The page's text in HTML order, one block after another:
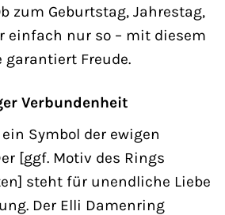
zum Geburtstag, Jahrestag,
einfach nur so – mit diesem
garantiert Freude.
Verbundenheit
Symbol der ewigen
[ggf. Motiv des Rings
steht für unendliche Liebe
Der Elli Damenring